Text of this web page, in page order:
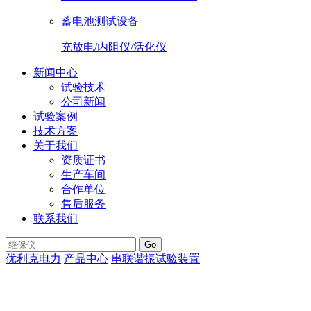
蓄电池测试设备
充放电/内阻仪/活化仪
新闻中心
试验技术
公司新闻
试验案例
技术方案
关于我们
资质证书
生产车间
合作单位
售后服务
联系我们
Go
优利克电力 产品中心 串联谐振试验装置